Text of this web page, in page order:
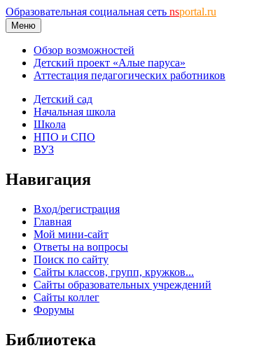
Образовательная социальная сеть nsportal.ru
Меню
Обзор возможностей
Детский проект «Алые паруса»
Аттестация педагогических работников
Детский сад
Начальная школа
Школа
НПО и СПО
ВУЗ
Навигация
Вход/регистрация
Главная
Мой мини-сайт
Ответы на вопросы
Поиск по сайту
Сайты классов, групп, кружков...
Сайты образовательных учреждений
Сайты коллег
Форумы
Библиотека